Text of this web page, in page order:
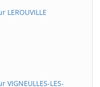
LES-